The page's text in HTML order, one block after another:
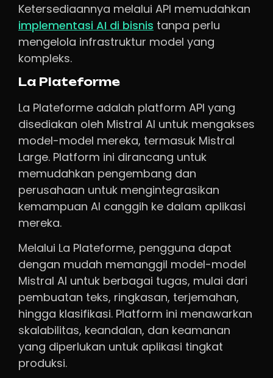
Ketersediaannya melalui API memudahkan
implementasi AI di bisnis tanpa perlu
mengelola infrastruktur model yang
kompleks.
La Plateforme
La Plateforme adalah platform API yang
disediakan oleh Mistral AI untuk mengakses
model-model mereka, termasuk Mistral
Large. Platform ini dirancang untuk
memudahkan pengembang dan
perusahaan untuk mengintegrasikan
kemampuan AI canggih ke dalam aplikasi
mereka.
Melalui La Plateforme, pengguna dapat
dengan mudah memanggil model-model
Mistral AI untuk berbagai tugas, mulai dari
pembuatan teks, ringkasan, terjemahan,
hingga klasifikasi. Platform ini menawarkan
skalabilitas, keandalan, dan keamanan
yang diperlukan untuk aplikasi tingkat
produksi.